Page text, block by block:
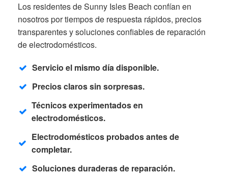
Los residentes de Sunny Isles Beach confían en
nosotros por tiempos de respuesta rápidos, precios
transparentes y soluciones confiables de reparación
de electrodomésticos.
Servicio el mismo día disponible.
Precios claros sin sorpresas.
Técnicos experimentados en
electrodomésticos.
Electrodomésticos probados antes de
completar.
Soluciones duraderas de reparación.